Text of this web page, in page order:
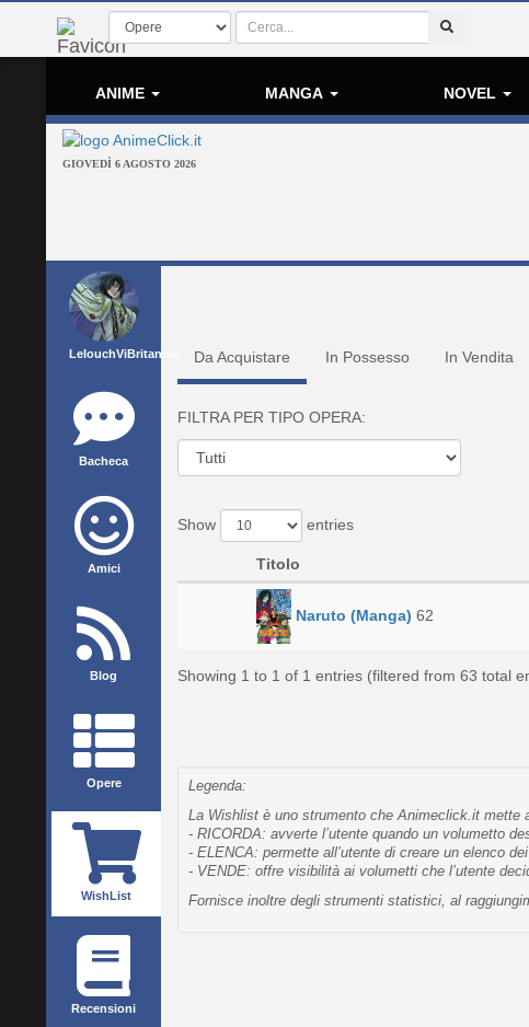
ANIME MANGA NOVEL
GIOVEDÌ 6 AGOSTO 2026
LelouchViBritannia
Bacheca
Amici
Blog
Opere
WishList
Recensioni
Da Acquistare In Possesso In Vendita
FILTRA PER TIPO OPERA:
Show entries
Titolo
Naruto (Manga) 62
Showing 1 to 1 of 1 entries (filtered from 63 total
Legenda:
La Wishlist è uno strumento che Animeclick.it mette
- RICORDA: avverte l’utente quando un volumetto
- ELENCA: permette all’utente di creare un elenco
- VENDE: offre visibilità ai volumetti che l’utente
Fornisce inoltre degli strumenti statistici, al